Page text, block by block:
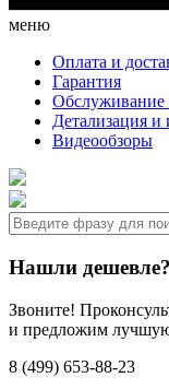
меню
Оплата и
Гарантия
Обслуживание
Детализация и
Видеообзоры
Нашли дешевле?
Звоните!
и предложим
8 (499) 653-88-23